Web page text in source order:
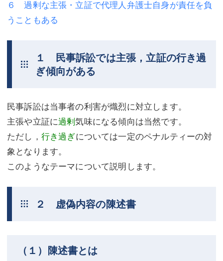
労働問題（解雇，残業等）
交通事故
不動産登記
調査・書面作成
債務整理
東京事務所 (新宿・四谷)
川口事務所（埼玉県川口市）
刑事弁護
不動産登記
商業登記
債務整理
マスコミ取材・実績
埼玉事務所 (さいたま市)
お問い合せフォーム
６ 過剰な主張・立証で代理人弁護士自身が責任を負
うこともある
１ 民事訴訟では主張，立証の行き過
ぎ傾向がある
民事訴訟は当事者の利害が熾烈に対立します。
主張や立証に過剰気味になる傾向は当然です。
ただし， 行き過ぎについては一定のペナルティーの対
象となります。
このようなテーマについて説明します。
２ 虚偽内容の陳述書
（１）陳述書とは